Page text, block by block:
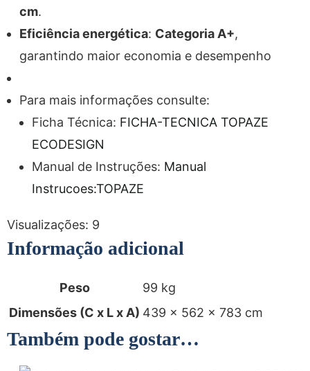
cm.
Eficiência energética: Categoria A+,
garantindo maior economia e desempenho
Para mais informações consulte:
Ficha Técnica: FICHA-TECNICA TOPAZE
ECODESIGN
Manual de Instruções: Manual
Instrucoes:TOPAZE
Visualizações: 9
Informação adicional
Peso
99 kg
Dimensões (C x L x A) 439 × 562 × 783 cm
Também pode gostar…